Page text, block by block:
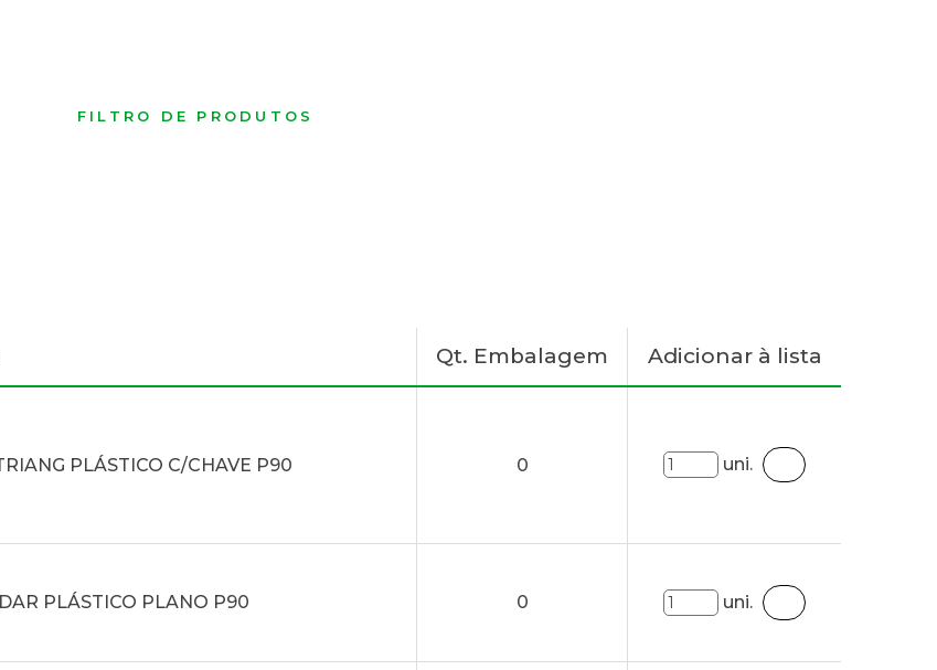
FILTRO DE PRODUTOS
Qt. Embalagem Adicionar à lista
PLÁSTICO C/CHAVE P90 0 uni.
PLÁSTICO PLANO P90 0 uni.